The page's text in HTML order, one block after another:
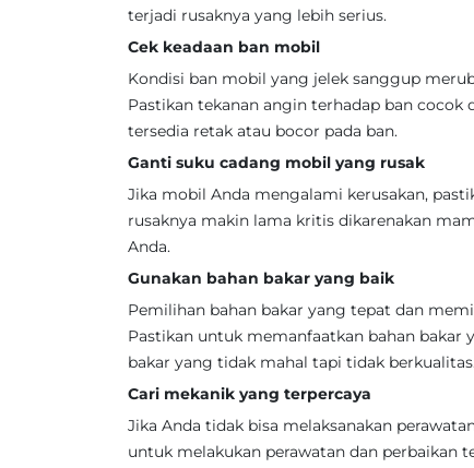
terjadi rusaknya yang lebih serius.
Cek keadaan ban mobil
Kondisi ban mobil yang jelek sanggup
Pastikan tekanan angin terhadap ban cocok
tersedia retak atau bocor pada ban.
Ganti suku cadang mobil yang rusak
Jika mobil Anda mengalami kerusakan,
rusaknya makin lama kritis dikarenakan
Anda.
Gunakan bahan bakar yang baik
Pemilihan bahan bakar yang tepat dan
Pastikan untuk memanfaatkan bahan bakar
bakar yang tidak mahal tapi tidak
Cari mekanik yang terpercaya
Jika Anda tidak bisa melaksanakan
untuk melakukan perawatan dan perbaikan